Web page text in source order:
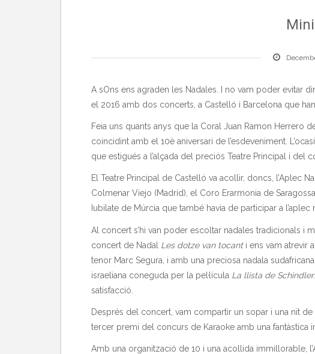
A sOns ens agraden les Nadales. I no vam poder evitar
el 2016 amb dos concerts, a Castelló i Barcelona que
Feia uns quants anys que la Coral Juan Ramon Herrero
coincidint amb el 10è aniversari de l’esdeveniment.
que estigués a l’alçada del preciós Teatre Principal i del
El Teatre Principal de Castelló va acollir, doncs, l’Aplec
Colmenar Viejo (Madrid), el Coro Erarmonia de
Iubilate de Múrcia que també havia de participar a l’aplec
Al concert s’hi van poder escoltar nadales tradicionals i
concert de Nadal Les dotze van tocanti ens vam atrevir
tenor Marc Segura, i amb una preciosa nadala sudafricana,
israeliana coneguda per la pel·lícula La llista de Schindler
satisfacció.
Després del concert, vam compartir un sopar i una nit
tercer premi del concurs de Karaoke amb una fantàstica
Amb una organització de 10 i una acollida immillorable,